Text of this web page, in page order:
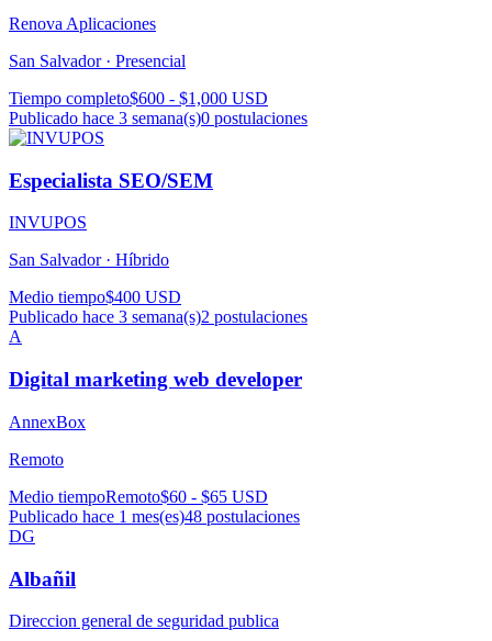
Renova Aplicaciones
San Salvador · Presencial
Tiempo completo$600 - $1,000 USD
Publicado hace 3 semana(s)0 postulaciones
Especialista SEO/SEM
INVUPOS
San Salvador · Híbrido
Medio tiempo$400 USD
Publicado hace 3 semana(s)2 postulaciones
A
Digital marketing web developer
AnnexBox
Remoto
Medio tiempoRemoto$60 - $65 USD
Publicado hace 1 mes(es)48 postulaciones
DG
Albañil
Direccion general de seguridad publica